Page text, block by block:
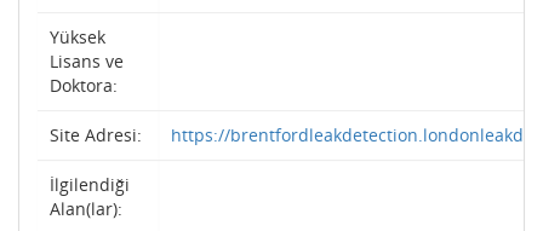
Yüksek
Lisans ve
Doktora:
Site Adresi: https://
İlgilendiği
Alan(lar):